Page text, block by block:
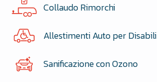
Collaudo Rimorchi
Allestimenti Auto per Disabili
Sanificazione con Ozono